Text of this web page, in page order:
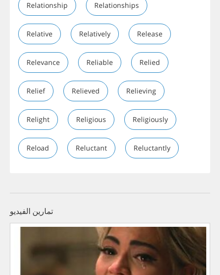
Relationship Relationships
Relative Relatively Release
Relevance Reliable Relied
Relief Relieved Relieving
Relight Religious Religiously
Reload Reluctant Reluctantly
تمارين الفيديو